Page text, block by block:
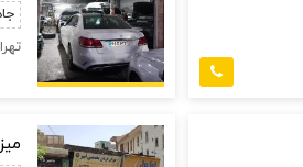
تهران -